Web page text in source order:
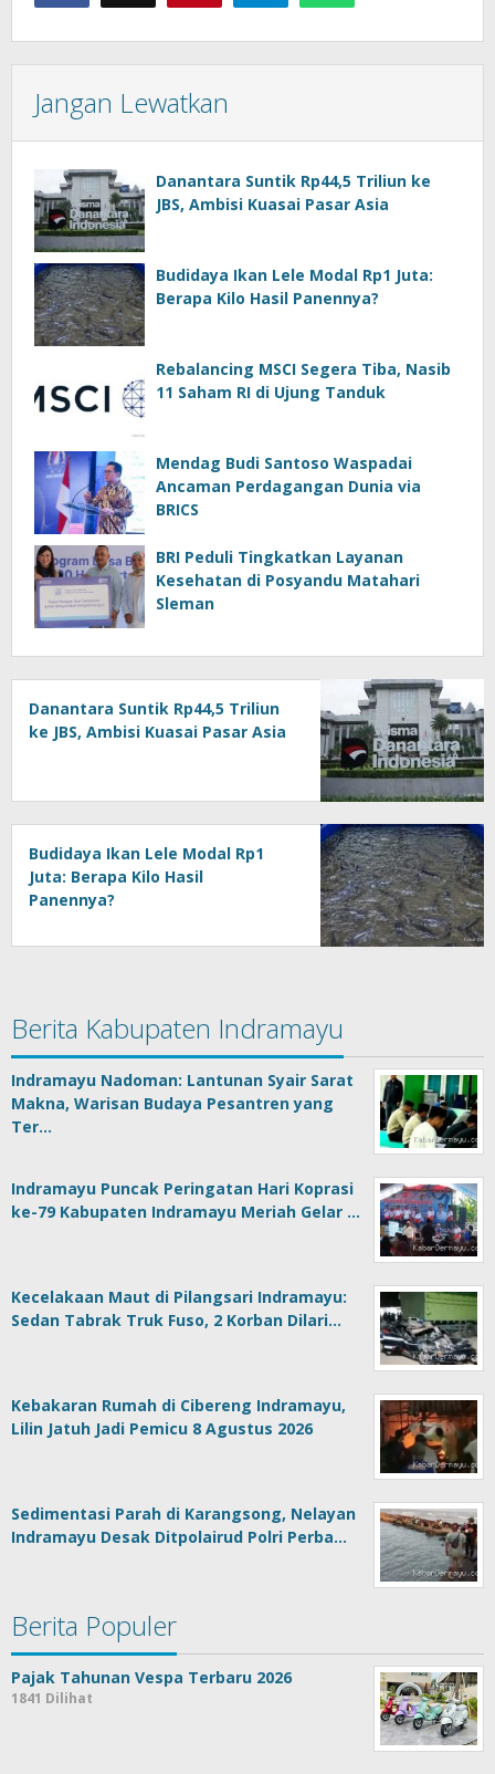
Jangan Lewatkan
Danantara Suntik Rp44,5 Triliun ke
JBS, Ambisi Kuasai Pasar Asia
Budidaya Ikan Lele Modal Rp1 Juta:
Berapa Kilo Hasil Panennya?
Rebalancing MSCI Segera Tiba, Nasib
11 Saham RI di Ujung Tanduk
Mendag Budi Santoso Waspadai
Ancaman Perdagangan Dunia via
BRICS
BRI Peduli Tingkatkan Layanan
Kesehatan di Posyandu Matahari
Sleman
Danantara Suntik Rp44,5 Triliun
ke JBS, Ambisi Kuasai Pasar Asia
Budidaya Ikan Lele Modal Rp1
Juta: Berapa Kilo Hasil
Panennya?
Berita Kabupaten Indramayu
Indramayu Nadoman: Lantunan Syair Sarat
Makna, Warisan Budaya Pesantren yang
Ter…
Indramayu Puncak Peringatan Hari Koprasi
ke-79 Kabupaten Indramayu Meriah Gelar …
Kecelakaan Maut di Pilangsari Indramayu:
Sedan Tabrak Truk Fuso, 2 Korban Dilari…
Kebakaran Rumah di Cibereng Indramayu,
Lilin Jatuh Jadi Pemicu 8 Agustus 2026
Sedimentasi Parah di Karangsong, Nelayan
Indramayu Desak Ditpolairud Polri Perba…
Berita Populer
Pajak Tahunan Vespa Terbaru 2026
1841 Dilihat